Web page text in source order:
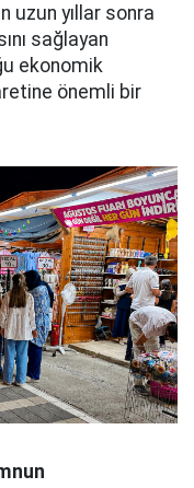
uzun yıllar sonra
sağlayan
ekonomik
önemli bir